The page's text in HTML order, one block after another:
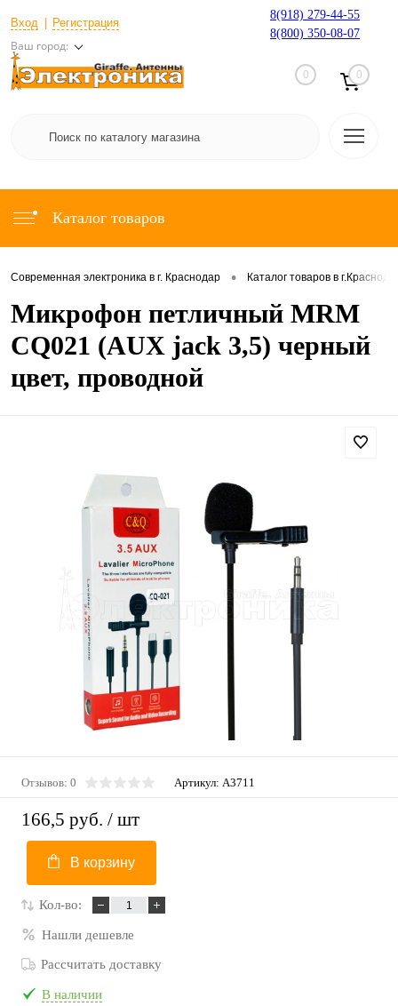
Вход Регистрация
Ваш город:
8(918) 279-44-55
8(800) 350-08-07
0 0
Каталог товаров
Современная электроника в г. Краснодар • Каталог товаров в
Микрофон петличный MRM
CQ021 (AUX jack 3,5) черный
цвет, проводной
Отзывов: 0 Артикул: A3711
166,5 руб. / шт
В корзину
Кол-во:
Нашли дешевле
Рассчитать доставку
В наличии